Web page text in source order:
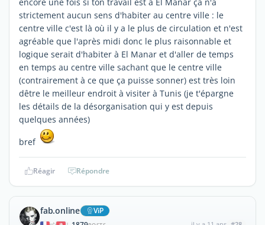
strictement aucun sens d'habiter au centre ville : le
centre ville c'est là où il y a le plus de circulation et n'est
agréable que l'après midi donc le plus raisonnable et
logique serait d'habiter à El Manar et d'aller de temps
en temps au centre ville sachant que le centre ville
(contrairement à ce que ça puisse sonner) est très loin
dêtre le meilleur endroit à visiter à Tunis (je t'épargne
les détails de la désorganisation qui y est depuis
quelques années)
bref
Réagir Répondre
fab.online ViP